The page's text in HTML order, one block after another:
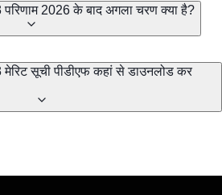
2026 के बाद अगला चरण क्या है?
सूची पीडीएफ कहां से डाउनलोड कर